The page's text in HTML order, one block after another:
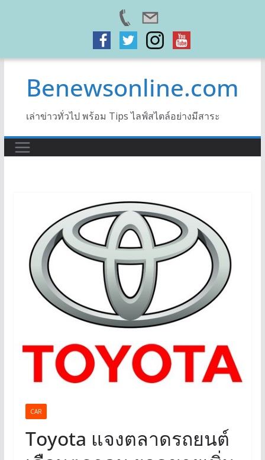
contentBenewsonline.com
เล่าข่าวทั่วไป พร้อม Tips ไลฟ์สไตล์อย่างมีสาระ
CAR
Toyota แจงตลาดรถยนต์